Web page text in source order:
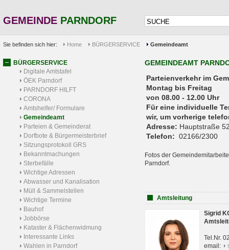
GEMEINDE PARNDORF
Sie befinden sich hier: Home BÜRGERSERVICE Gemeindeamt
BÜRGERSERVICE
Digitale Amtstafel
ÖEK Parndorf
PARNDORF HILFT
CORONA
Amtshelfer/ Formulare
Gemeindeamt
Parteien & Gemeinderat
Dorfbote & Bürgermeisterbrief
Sitzungsprotokoll GRS
Bekanntmachungen
Sterbefälle
Wichtige Adressen
Abwasser und Kanalisation
Müll & Sammelstellen
Wichtige Termine
Bauhof
Jobbörse
Kataster & Flächenwidmung
Interessante Links
Wahlen in Parndorf
GEMEINDEAMT
Parteienverkehr
Montag bis Freitag
von 08.00 - 12.00 Uhr
Für eine individuelle
wir, um vorherige
Adresse: Hauptstraße
Telefon: 02166/2300
Fotos der
Parndorf.
Amtsleitung
Sigrid
Tel.Nr.
email: